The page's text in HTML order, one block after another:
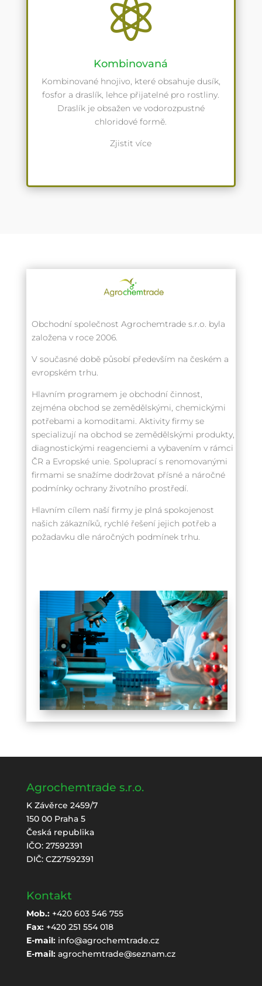

Kombinovaná
Kombinované hnojivo, které obsahuje dusík,
fosfor a draslík, lehce přijatelné pro rostliny.
Draslík je obsažen ve vodorozpustné
chloridové formě.
Zjistit více
Obchodní společnost Agrochemtrade s.r.o. byla
založena v roce 2006.
V současné době působí především na českém a
evropském trhu.
Hlavním programem je obchodní činnost,
zejména obchod se zemědělskými, chemickými
potřebami a komoditami. Aktivity firmy se
specializují na obchod se zemědělskými produkty,
diagnostickými reagenciemi a vybavením v rámci
ČR a Evropské unie. Spoluprací s renomovanými
firmami se snažíme dodržovat přísné a náročné
podmínky ochrany životního prostředí.
Hlavním cílem naší firmy je plná spokojenost
našich zákazníků, rychlé řešení jejich potřeb a
požadavku dle náročných podmínek trhu.
Agrochemtrade s.r.o.
K Závěrce 2459/7
150 00 Praha 5
Česká republika
IČO: 27592391
DIČ: CZ27592391
Kontakt
Mob.:+420 603 546 755
Fax:+420 251 554 018
E-mail: info@agrochemtrade.cz
E-mail: agrochemtrade@seznam.cz